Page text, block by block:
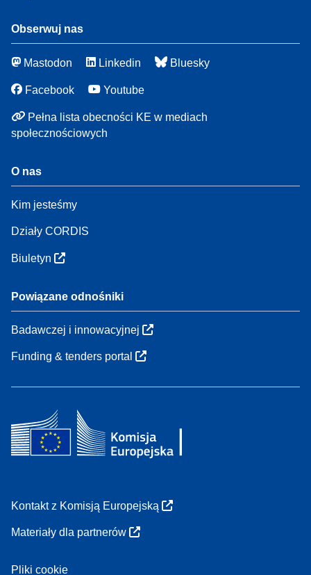
Obserwuj nas
Mastodon Linkedin Bluesky
Facebook Youtube
Pełna lista obecności KE w mediach
społecznościowych
O nas
Kim jesteśmy
Działy CORDIS
Biuletyn
Powiązane odnośniki
Badawczej i innowacyjnej
Funding & tenders portal
Kontakt z Komisją Europejską
Materiały dla partnerów
Pliki cookie